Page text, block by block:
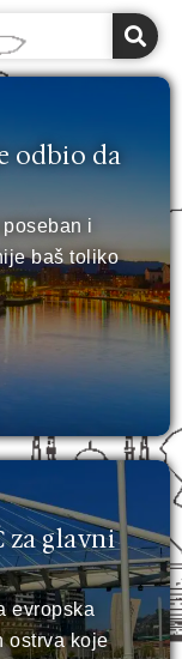
odbio da
i
baš toliko
za glavni
evropska
ostrva koje